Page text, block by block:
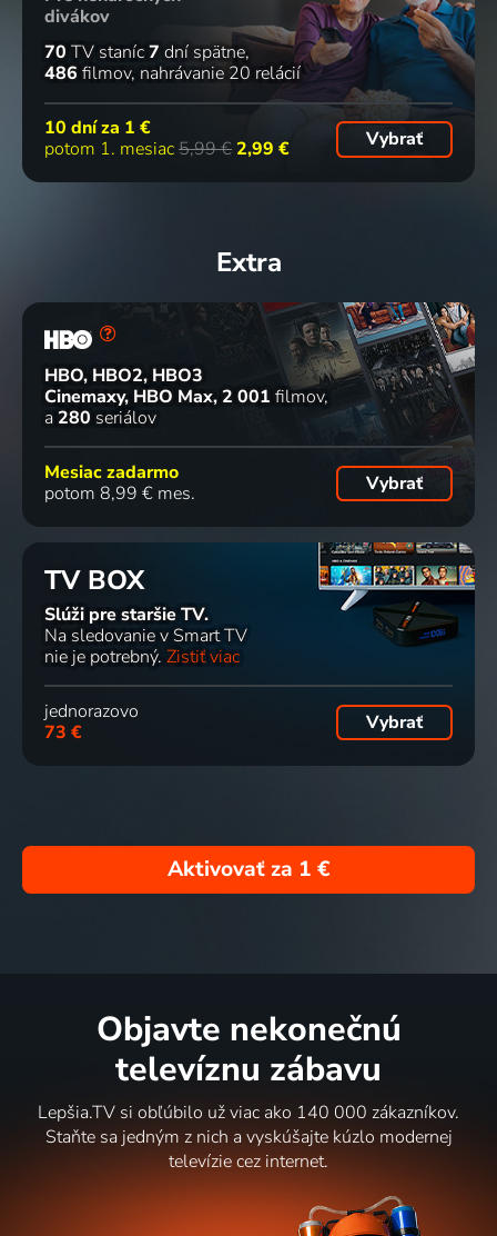
divákov
70 TV staníc7 dní spätne
486 filmov nahrávanie 20 relácií
10 dní za 1 €
potom 1. mesiac5,99 € 2,99 € Vybrať
Extra
HBO, HBO2, HBO3
Cinemaxy, HBO Max 2 001 filmov
a 280 seriálov
Mesiac zadarmo
potom 8,99 € mes.
Vybrať
TV BOX
Slúži pre staršie TV.
Na sledovanie v Smart TV
nie je potrebný. Zistiť viac
jednorazovo
73 €
Vybrať
Aktivovať za 1 €
Objavte nekonečnú
televíznu zábavu
Lepšia.TV si obľúbilo už viac ako 140 000 zákazníkov.
Staňte sa jedným z nich a vyskúšajte kúzlo modernej
televízie cez internet.